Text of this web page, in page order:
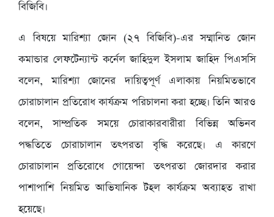
বিজিবি।
এ বিষয়ে মারিশ্যা জোন (২৭ বিজিবি)-এর সম্মানিত জোন
কমান্ডার লেফটেন্যান্ট কর্নেল জাহিদুল ইসলাম জাহিদ পিএসসি
বলেন, মারিশ্যা জোনের দায়িত্বপূর্ণ এলাকায় নিয়মিতভাবে
চোরাচালান প্রতিরোধ কার্যক্রম পরিচালনা করা হচ্ছে। তিনি আরও
বলেন, সাম্প্রতিক সময়ে চোরাকারবারীরা বিভিন্ন অভিনব
পদ্ধতিতে চোরাচালান তৎপরতা বৃদ্ধি করেছে। এ কারণে
চোরাচালান প্রতিরোধে গোয়েন্দা তৎপরতা জোরদার করার
পাশাপাশি নিয়মিত আভিযানিক টহল কার্যক্রম অব্যাহত রাখা
হয়েছে।